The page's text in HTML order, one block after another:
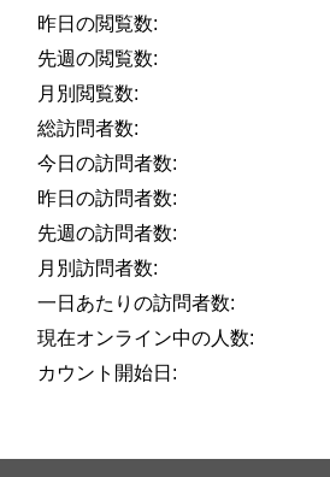
昨日の閲覧数:
先週の閲覧数:
月別閲覧数:
総訪問者数:
今日の訪問者数:
昨日の訪問者数:
先週の訪問者数:
月別訪問者数:
一日あたりの訪問者数:
現在オンライン中の人数:
カウント開始日: